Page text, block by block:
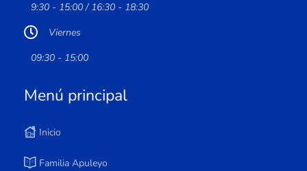
9:30 - 15:00 / 16:30 - 18:30
Viernes
09:30 - 15:00
Menú principal
Inicio
Familia Apuleyo